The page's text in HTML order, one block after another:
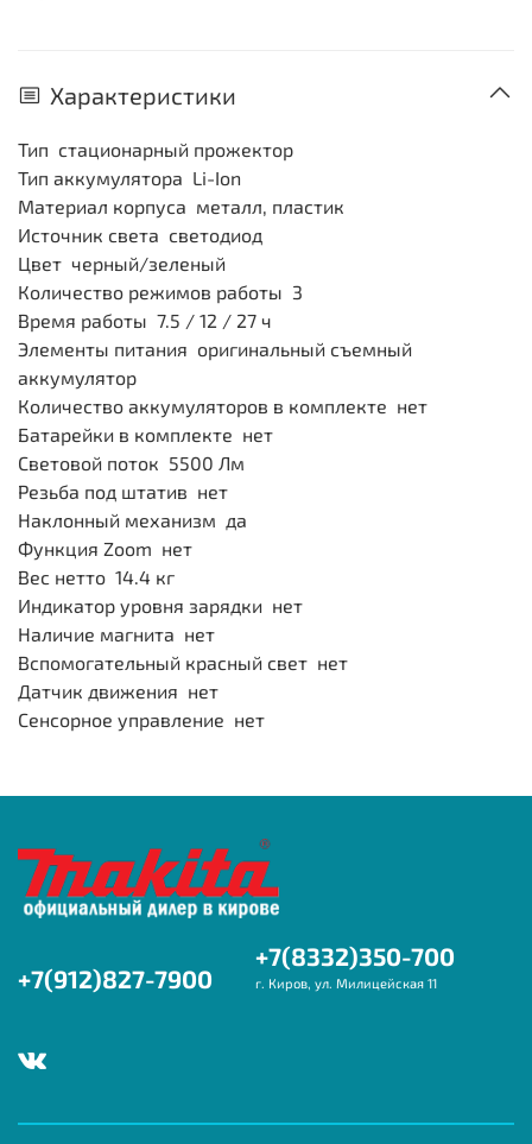
Характеристики
Тип стационарный прожектор
Тип аккумулятора Li-Ion
Материал корпуса металл, пластик
Источник света светодиод
Цвет черный/зеленый
Количество режимов работы 3
Время работы 7.5 / 12 / 27 ч
Элементы питания оригинальный съемный
аккумулятор
Количество аккумуляторов в комплекте нет
Батарейки в комплекте нет
Световой поток 5500 Лм
Резьба под штатив нет
Наклонный механизм да
Функция Zoom нет
Вес нетто 14.4 кг
Индикатор уровня зарядки нет
Наличие магнита нет
Вспомогательный красный свет нет
Датчик движения нет
Сенсорное управление нет
+7(912)827-7900
+7(8332)350-700
г. Киров, ул. Милицейская 11